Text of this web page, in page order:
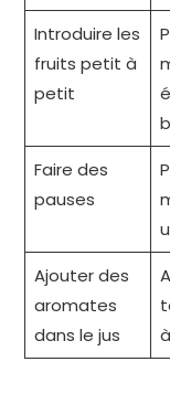
Introduire les
fruits petit à
petit
Faire des
pauses
Ajouter des
aromates
dans le jus